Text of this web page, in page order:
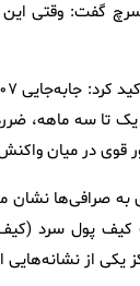
گفت: وقتی
یک تا سه ماهه،
قوی در میان
صرافی‌ها نشان
یکی از